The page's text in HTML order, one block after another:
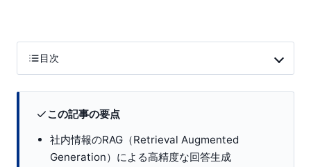
目次
この記事の要点
社内情報のRAG（Retrieval Augmented
Generation）による高精度な回答生成